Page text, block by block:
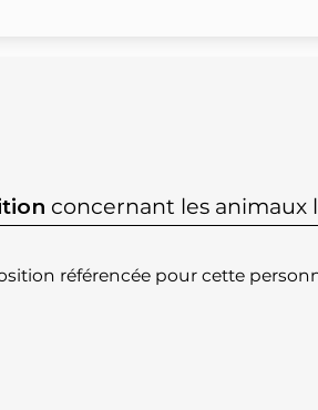
concernant les animaux
référencée pour cette